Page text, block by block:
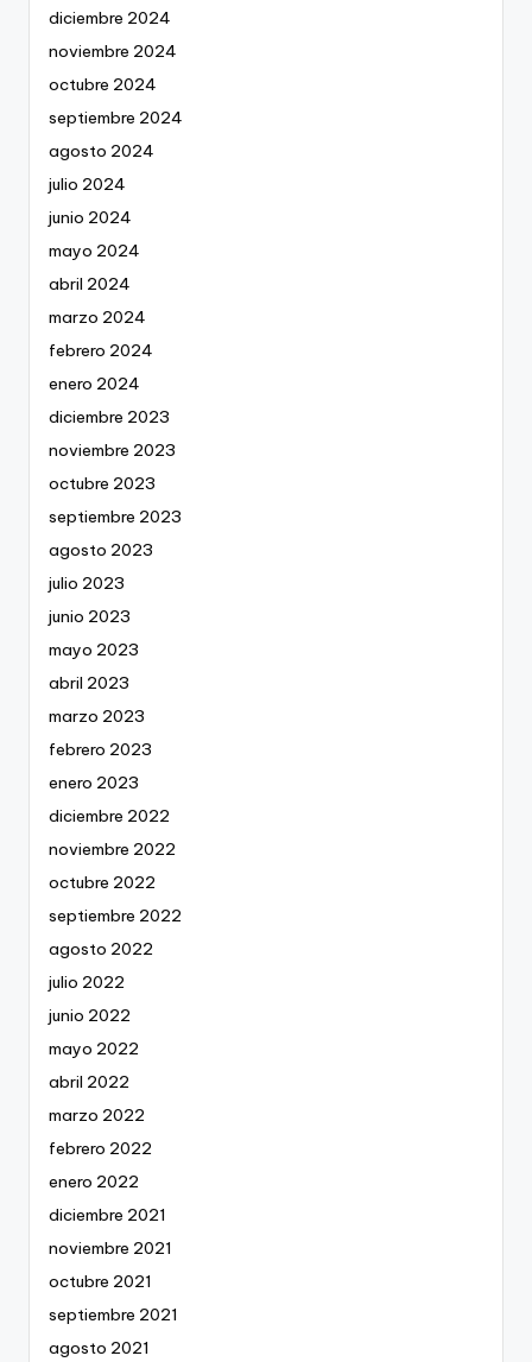
diciembre 2024
noviembre 2024
octubre 2024
septiembre 2024
agosto 2024
julio 2024
junio 2024
mayo 2024
abril 2024
marzo 2024
febrero 2024
enero 2024
diciembre 2023
noviembre 2023
octubre 2023
septiembre 2023
agosto 2023
julio 2023
junio 2023
mayo 2023
abril 2023
marzo 2023
febrero 2023
enero 2023
diciembre 2022
noviembre 2022
octubre 2022
septiembre 2022
agosto 2022
julio 2022
junio 2022
mayo 2022
abril 2022
marzo 2022
febrero 2022
enero 2022
diciembre 2021
noviembre 2021
octubre 2021
septiembre 2021
agosto 2021